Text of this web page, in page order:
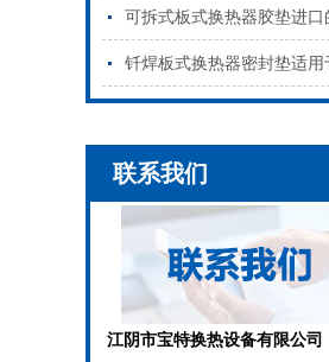
联系我们
江阴市宝特换热设备有限公司